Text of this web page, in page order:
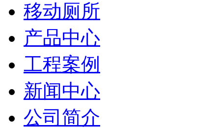
移动厕所
产品中心
工程案例
新闻中心
公司简介